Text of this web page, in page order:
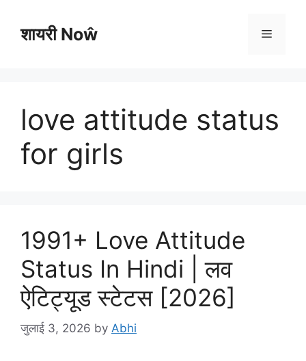
contentशायरी Noŵ Menu
love attitude status
for girls
1991+ Love Attitude
Status In Hindi | लव
ऐटिट्यूड स्टेटस [2026]
जुलाई 3, 2026 by Abhi